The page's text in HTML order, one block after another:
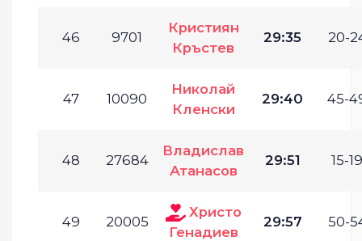
46 9701
Кристиян
Кръстев
29:35 20-
47 10090
Николай
Кленски
29:40 45-
48 27684
Владислав
Атанасов
29:51 15-
49 20005
Христо
Генадиев
29:57 50-